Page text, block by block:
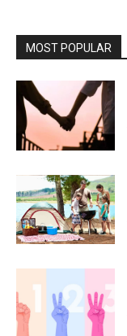
MOST POPULAR